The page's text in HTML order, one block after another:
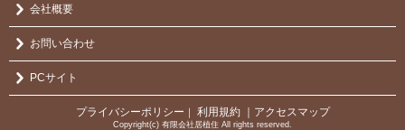
会社概要
お問い合わせ
PCサイト
プライバシーポリシー ｜ 利用規約 ｜アクセスマップ
Copyright(c) 有限会社居植住 All rights reserved.